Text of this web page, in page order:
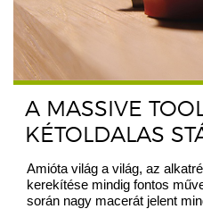
A MASSIVE
KÉTOLDALAS
Amióta világ a világ, az
kerekítése mindig fontos
során nagy macerát jelent